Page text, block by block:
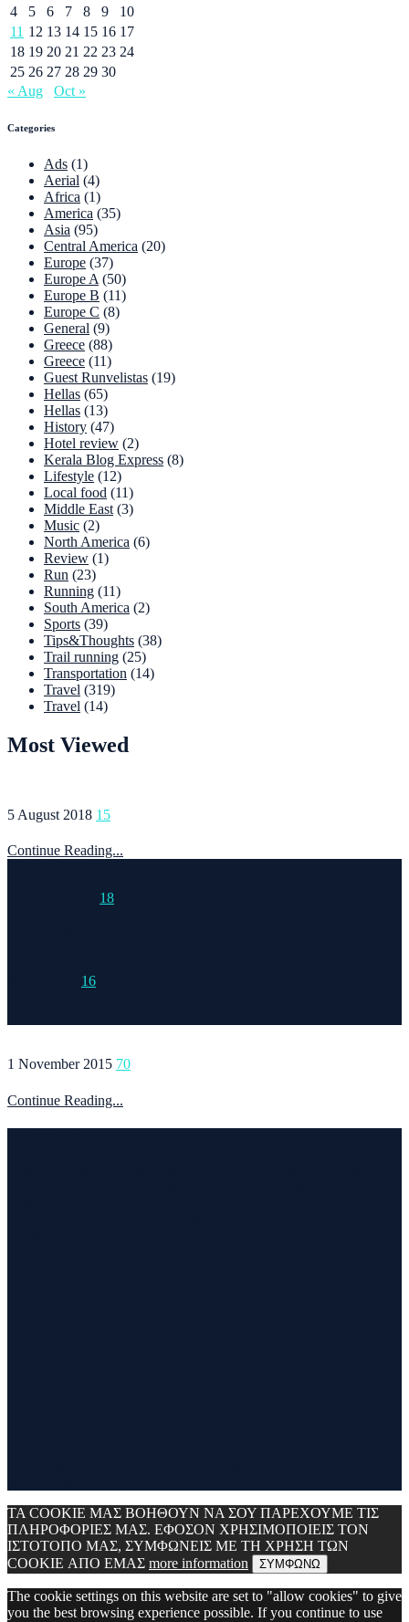
4
5 6 7 8 9
10
11 12 13 14 15 16 17
18 19 20 21 22 23 24
25 26 27 28 29 30
« Aug
Oct »
Categories
Ads (1)
Aerial (4)
Africa (1)
America (35)
Asia (95)
Central America (20)
Europe (37)
Europe A (50)
Europe B (11)
Europe C (8)
General (9)
Greece (88)
Greece (11)
Guest Runvelistas (19)
Hellas (65)
Hellas (13)
History (47)
Hotel review (2)
Kerala Blog Express (8)
Lifestyle (12)
Local food (11)
Middle East (3)
Music (2)
North America (6)
Review (1)
Run (23)
Running (11)
South America (2)
Sports (39)
Tips&Thoughts (38)
Trail running (25)
Transportation (14)
Travel (319)
Travel (14)
Most Viewed
5 August 2018 15
Continue Reading...
18
16
1 November 2015 70
Continue Reading...
ΤΑ COOKIE ΜΑΣ ΒΟΗΘΟΥΝ ΝΑ ΣΟΥ ΠΑΡΕΧΟΥΜΕ ΤΙΣ
ΠΛΗΡΟΦΟΡΙΕΣ ΜΑΣ. ΕΦΟΣΟΝ ΧΡΗΣΙΜΟΠΟΙΕΙΣ ΤΟΝ
ΙΣΤΟΤΟΠΟ ΜΑΣ, ΣΥΜΦΩΝΕΙΣ ΜΕ ΤΗ ΧΡΗΣΗ ΤΩΝ
COOKIE ΑΠΟ ΕΜΑΣ more information ΣΥΜΦΩΝΩ
The cookie settings on this website are set to "allow cookies" to give
you the best browsing experience possible. If you continue to use